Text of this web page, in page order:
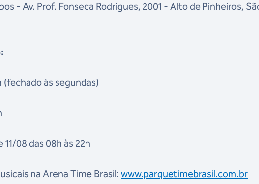
- Av. Prof. Fonseca Rodrigues, 2001 - Alto de Pinheiros,
(fechado às segundas)
08 das 08h às 22h
na Arena Time Brasil:www.parquetimebrasil.com.br